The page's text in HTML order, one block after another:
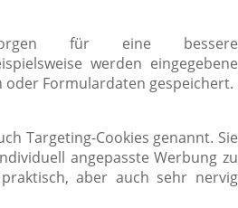
für eine bessere
werden eingegebene
Formulardaten gespeichert.
Targeting-Cookies genannt. Sie
angepasste Werbung zu
aber auch sehr nervig